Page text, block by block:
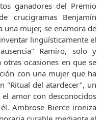
ganadores del Premio
crucigramas Benjamín
una mujer, se enamora de
lingüísticamente el
Ramiro, solo y
ocasiones en que se
con una mujer que ha
"Ritual del atardecer", un
amor con desconocidos
Ambrose Bierce ironiza